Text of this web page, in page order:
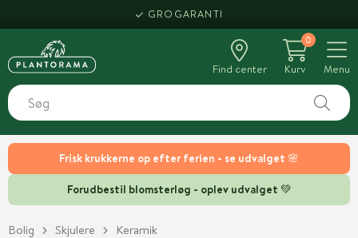
Frisk krukkerne op efter ferien - se udvalget 🌸
Forudbestil blomsterløg - oplev udvalget 💚
GROGARANTI
Find center
0
Kurv
Menu
Bolig Skjulere Keramik